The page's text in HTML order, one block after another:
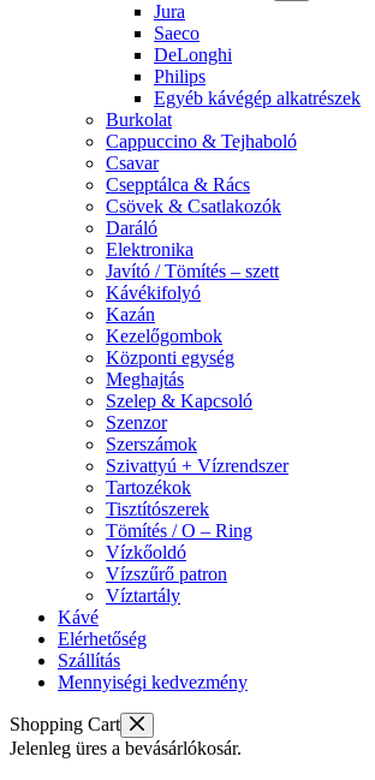
Jura
Saeco
DeLonghi
Philips
Egyéb kávégép alkatrészek
Burkolat
Cappuccino & Tejhaboló
Csavar
Csepptálca & Rács
Csövek & Csatlakozók
Daráló
Elektronika
Javító / Tömítés – szett
Kávékifolyó
Kazán
Kezelőgombok
Központi egység
Meghajtás
Szelep & Kapcsoló
Szenzor
Szerszámok
Szivattyú + Vízrendszer
Tartozékok
Tisztítószerek
Tömítés / O – Ring
Vízkőoldó
Vízszűrő patron
Víztartály
Kávé
Elérhetőség
Szállítás
Mennyiségi kedvezmény
Shopping Cart
Jelenleg üres a bevásárlókosár.